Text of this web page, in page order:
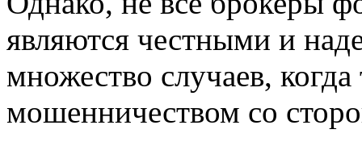
являются честными и
множество случаев,
мошенничеством со